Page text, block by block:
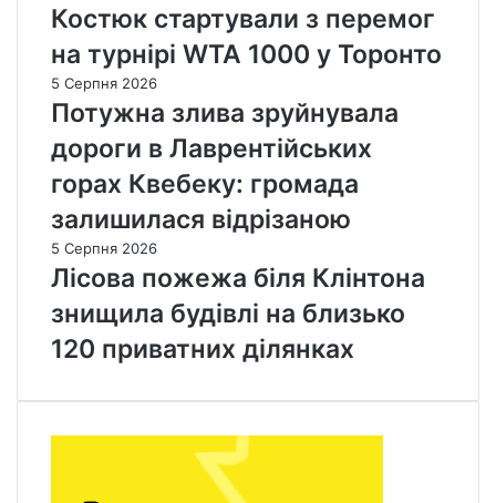
Костюк стартували з перемог
на турнірі WTA 1000 у Торонто
5 Серпня 2026
Потужна злива зруйнувала
дороги в Лаврентійських
горах Квебеку: громада
залишилася відрізаною
5 Серпня 2026
Лісова пожежа біля Клінтона
знищила будівлі на близько
120 приватних ділянках